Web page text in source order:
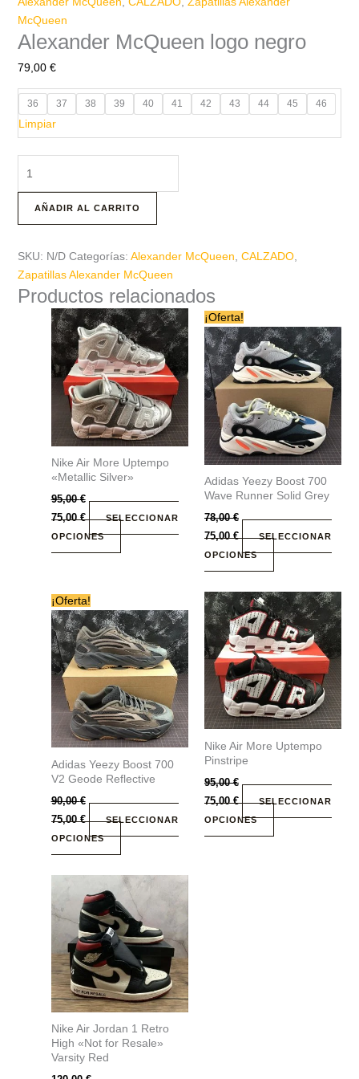
McQueen
Alexander McQueen logo negro
79,00 €
36 37 38 39 40 41 42 43 44 45 46
Limpiar
AÑADIR AL CARRITO
SKU: N/D Categorías: Alexander McQueen, CALZADO,
Zapatillas Alexander McQueen
Productos relacionados
Nike Air More Uptempo
«Metallic Silver»
95,00€
75,00€
SELECCIONAR
OPCIONES
Este
producto
tiene
múltiples
variantes.
Las
opciones
se
pueden
elegir
en
la
página
de
¡Oferta!
Adidas Yeezy Boost 700
Wave Runner Solid Grey
78,00€
75,00€
SELECCIONAR
OPCIONES
producto
tiene
múltiples
variantes.
Las
opciones
se
pueden
elegir
en
la
página
de
producto
¡Oferta!
Adidas Yeezy Boost 700
V2 Geode Reflective
90,00€
75,00€
SELECCIONAR
OPCIONES
producto
tiene
múltiples
variantes.
Las
opciones
se
pueden
elegir
en
la
página
de
producto
Nike Air More Uptempo
Pinstripe
95,00€
75,00€
SELECCIONAR
OPCIONES
Este
producto
tiene
múltiples
variantes.
Las
opciones
se
pueden
en
la
página
de
Nike Air Jordan 1 Retro
High «Not for Resale»
Varsity Red
Este
producto
tiene
múltiples
variantes.
Las
opciones
se
pueden
elegir